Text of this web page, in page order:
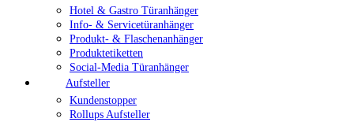
Hotel & Gastro Türanhänger
Info- & Servicetüranhänger
Produkt- & Flaschenanhänger
Produktetiketten
Social-Media Türanhänger
Aufsteller
Kundenstopper
Rollups Aufsteller